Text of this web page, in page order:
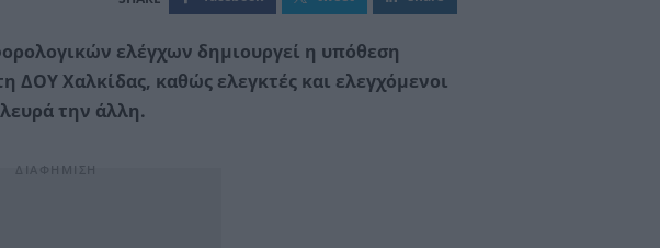
ελέγχων δημιουργεί η υπόθεση
Χαλκίδας, καθώς ελεγκτές και ελεγχόμενοι
την άλλη.